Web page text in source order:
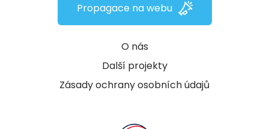
O nás
Další projekty
Zásady ochrany osobních údajů
Propagace na webu